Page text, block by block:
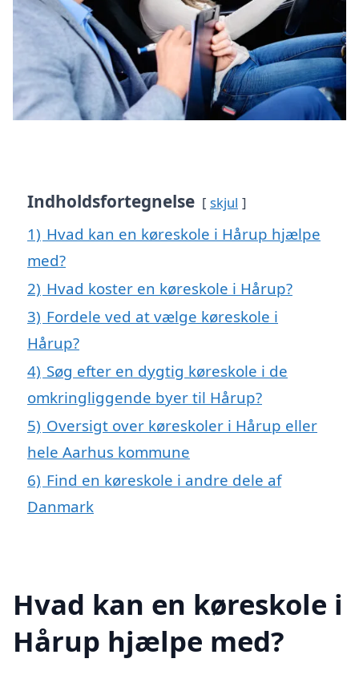
Indholdsfortegnelse skjul
1) Hvad kan en køreskole i Hårup hjælpe
med?
2) Hvad koster en køreskole i Hårup?
3) Fordele ved at vælge køreskole i
Hårup?
4) Søg efter en dygtig køreskole i de
omkringliggende byer til Hårup?
5) Oversigt over køreskoler i Hårup eller
hele Aarhus kommune
6) Find en køreskole i andre dele af
Danmark
Hvad kan en køreskole i
Hårup hjælpe med?